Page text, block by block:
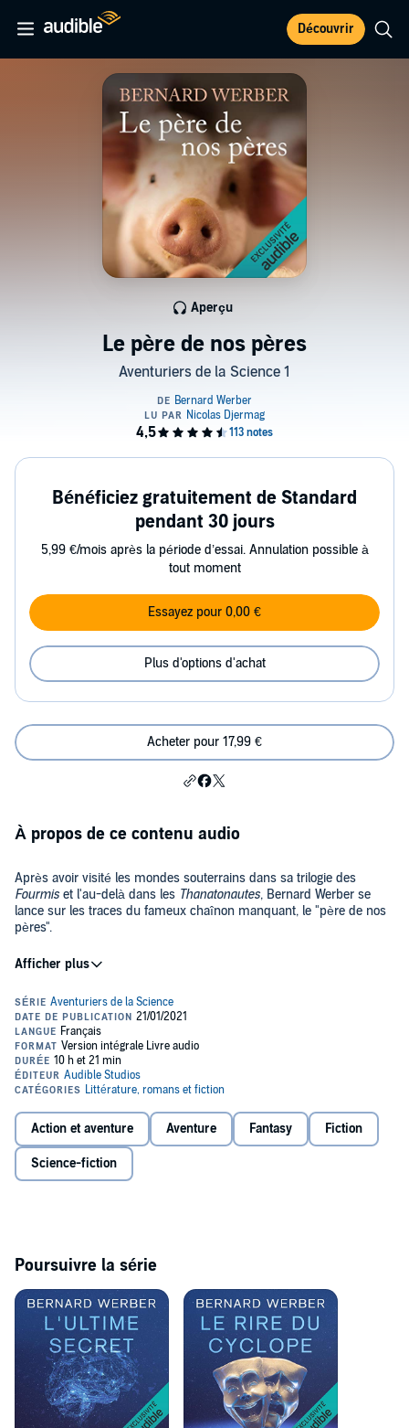
Découvrir
Le père de nos pères
Aventuriers de la Science 1
Aperçu
Bénéficiez gratuitement de Standard
pendant 30 jours
5,99 €/mois après la période d’essai. Annulation possible à
tout moment
Essayez pour 0,00 €
Plus d'options d'achat
Acheter pour 17,99 €
À propos de ce contenu audio
Après avoir visité les mondes souterrains dans sa trilogie des
Fourmiset l'au-delà dans les Thanatonautes, Bernard Werber se
lance sur les traces du fameux chaînon manquant, le "père de nos
pères".
Une course poursuite haletante où l'on rencontre une jeune reporter
limier, un spécialiste de la préhistoire qui en savait trop, un club de
savants passionnés, une charcutière industrielle, une star du X,
quelques primates avisés et une dame phacochère qui n'a pas peur
des alliances contre nature... Voyage aux sources de l'humanité,
enquête aux mille rebondissements, hypothèses scientifiques
stupéfiantes sur le mystère de nos origines...
Werber se fait une fois encore explorateur des frontières de
l'inconnu. Suspense, humour, science, aventure un thriller
paléontologique qui pourrait bien changer notre vision du monde.
©1998 Éditions Albin Michel et Bernard Werber (P)2021 Audible
Studios
Action et aventure Aventure Fantasy Fiction
Science-fiction
Poursuivre la série